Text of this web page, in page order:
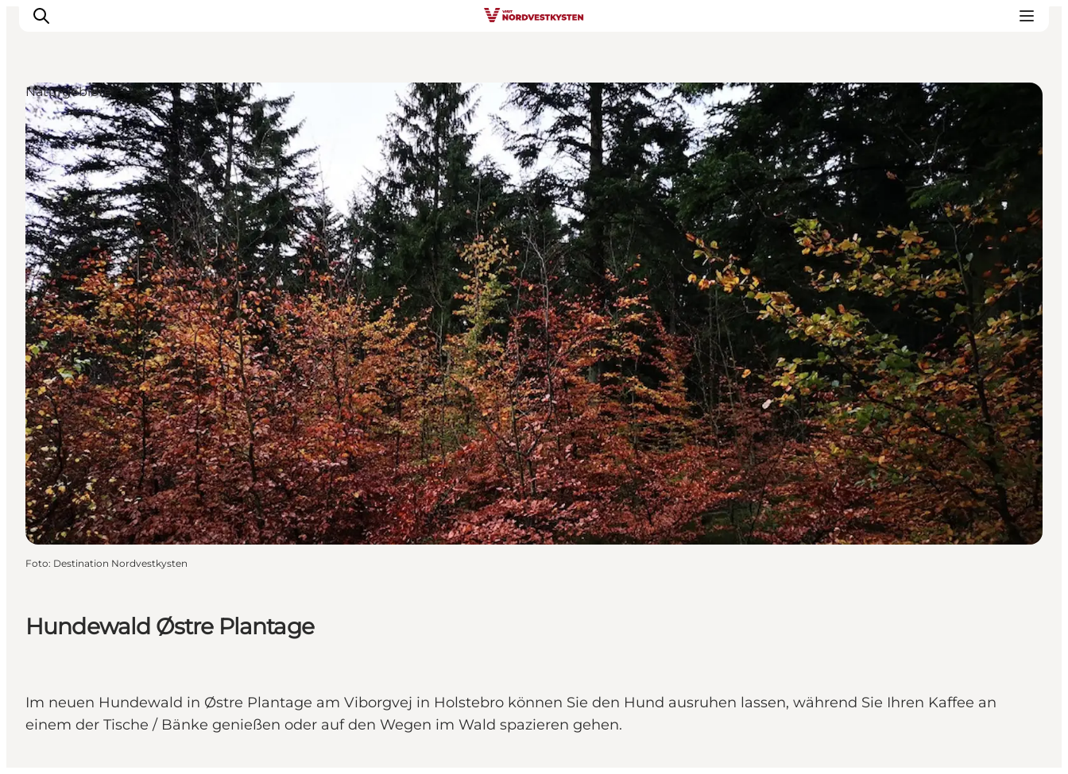
Urlaubsorte
Inspiration
Events
Unterkunft
Mach deine Urlaubsplanung
Hundewald Østre Plantage
Im neuen Hundewald in Østre Plantage am Viborgvej in Holstebro können Sie den Hund ausruhen lassen, während Sie Ihren Kaffee an
einem der Tische / Bänke genießen oder auf den Wegen im Wald spazieren gehen.
Naturgebiete
Foto: Destination Nordvestkysten